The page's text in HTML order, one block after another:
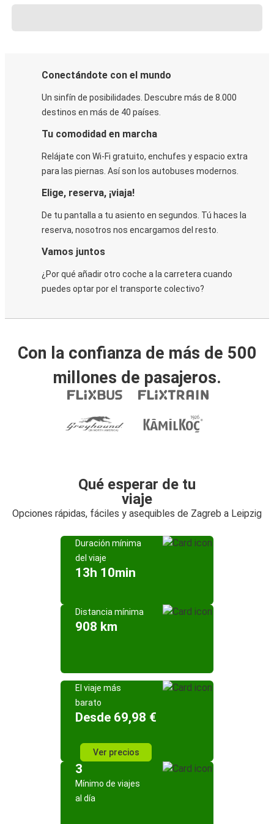
Conectándote con el mundo
Un sinfín de posibilidades. Descubre más de 8.000
destinos en más de 40 países.
Tu comodidad en marcha
Relájate con Wi-Fi gratuito, enchufes y espacio extra
para las piernas. Así son los autobuses modernos.
Elige, reserva, ¡viaja!
De tu pantalla a tu asiento en segundos. Tú haces la
reserva, nosotros nos encargamos del resto.
Vamos juntos
¿Por qué añadir otro coche a la carretera cuando
puedes optar por el transporte colectivo?
Con la confianza de más de 500
millones de pasajeros.
Qué esperar de tu
viaje
Opciones rápidas, fáciles y asequibles de Zagreb a Leipzig
Duración mínima
del viaje
13h 10min
Distancia mínima
908 km
El viaje más
barato
Desde 69,98 €
Ver precios
3
Mínimo de viajes
al día